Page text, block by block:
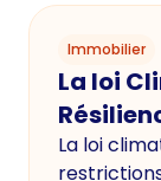
Immobilier
La loi
La loi